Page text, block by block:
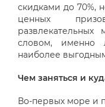
скидками до 70%,
ценных
словом, именно
наиболее
Чем заняться и
Во-первых море и